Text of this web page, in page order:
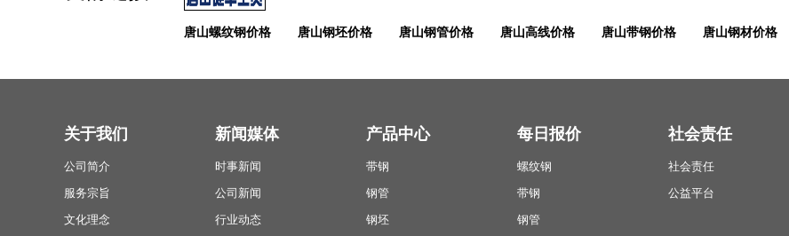
唐山螺纹钢价格 唐山钢坯价格 唐山钢管价格 唐山高线价格 唐山带钢价格 唐山钢材价格
关于我们
公司简介
服务宗旨
文化理念
新闻媒体
时事新闻
公司新闻
行业动态
产品中心
带钢
钢管
钢坯
每日报价
螺纹钢
带钢
钢管
社会责任
社会责任
公益平台